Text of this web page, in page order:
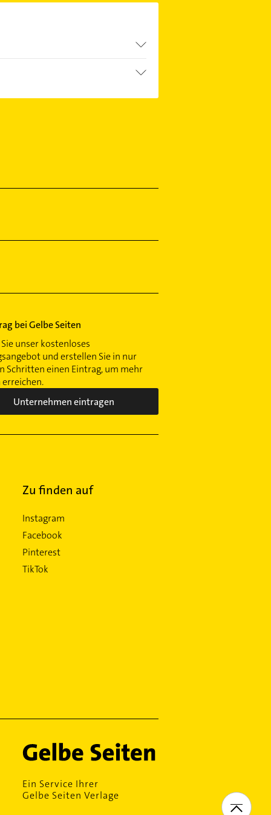
bei Gelbe Seiten
unser kostenloses
und erstellen Sie in nur
Schritten einen Eintrag, um mehr
erreichen.
Unternehmen eintragen
Zu finden auf
Instagram
Facebook
Pinterest
TikTok
Ein Service Ihrer
Gelbe Seiten Verlage